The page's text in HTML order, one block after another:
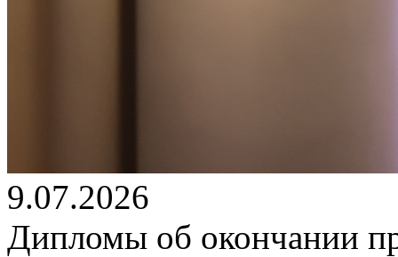
9.07.2026
Дипломы об окончании